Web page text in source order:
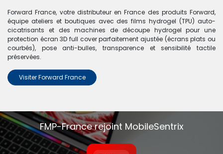
Nous n'avons trouvé aucun
produit !
Aucun produit défini dans la catégorieMacBook Pro 16"
- A2485
Forward France, votre distributeur en France des produits Forward,
équipe ateliers et boutiques avec des films hydrogel (TPU) auto-
cicatrisants et des machines de découpe hydrogel pour une
protection écran 3D full cover parfaitement ajustée (écrans plats ou
courbés), pose anti-bulles, transparence et sensibilité tactile
préservées.
Visiter Forward France
FMP-France rejoint MobileSentrix